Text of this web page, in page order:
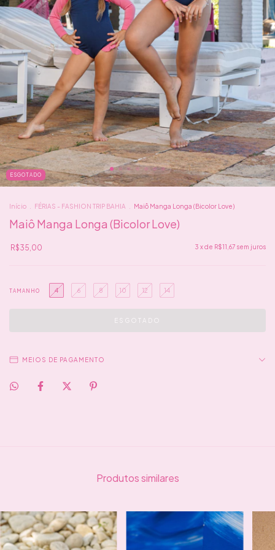
ESGOTADO
Início FÉRIAS - FASHION TRIP BAHIA Maiô Manga Longa (Bicolor Love)
Maiô Manga Longa (Bicolor Love)
R$35,00 3 x de R$11,67 sem juros
TAMANHO 4 6 8 10 12 14
MEIOS DE PAGAMENTO
Produtos similares